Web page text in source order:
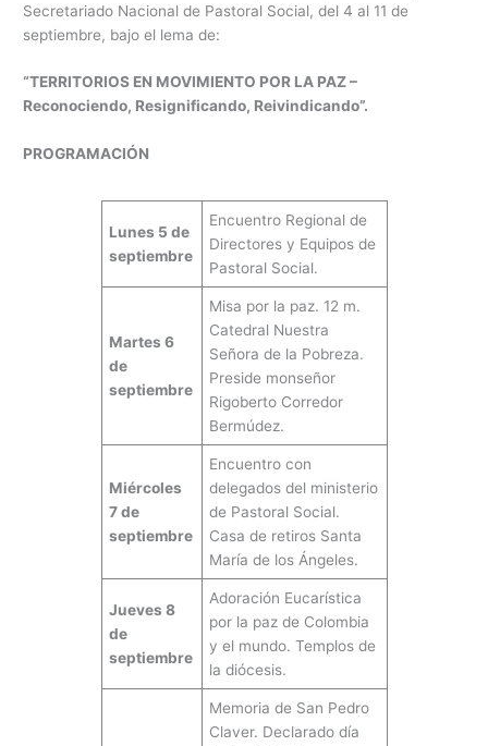
Secretariado Nacional de Pastoral Social, del 4 al 11 de
septiembre, bajo el lema de:
“TERRITORIOS EN MOVIMIENTO POR LA PAZ –
Reconociendo, Resignificando, Reivindicando”.
PROGRAMACIÓN
Lunes 5 de
septiembre
Encuentro Regional de
Directores y Equipos de
Pastoral Social.
Martes 6
de
septiembre
Misa por la paz. 12 m.
Catedral Nuestra
Señora de la Pobreza.
Preside monseñor
Rigoberto Corredor
Bermúdez.
Miércoles
7 de
septiembre
Encuentro con
delegados del ministerio
de Pastoral Social.
Casa de retiros Santa
María de los Ángeles.
Jueves 8
de
septiembre
Adoración Eucarística
por la paz de Colombia
y el mundo. Templos de
la diócesis.
Memoria de San Pedro
Claver. Declarado día